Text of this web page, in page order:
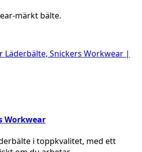
märkt bälte.
Workwear
i toppkvalitet, med ett